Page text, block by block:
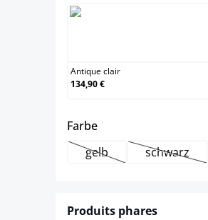
Antique clair
134,90 €
Farbeselect
gelb(Cette option n'est
schwarz
(Cette
Produits phares